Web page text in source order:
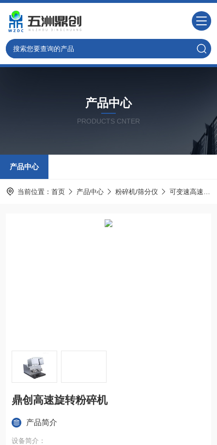
产品中心
PRODUCTS CNTER
产品中心
当前位置： 首页 产品中心 粉碎机/筛分仪 可变速高速旋转粉碎机
鼎创高速旋转粉碎机
产品简介
设备简介：